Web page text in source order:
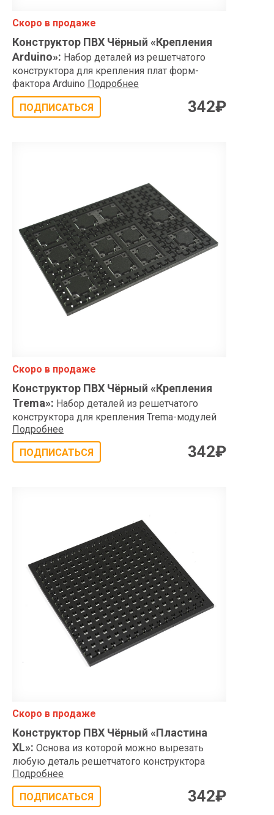
Скоро в продаже
Конструктор ПВХ Чёрный «Крепления
Arduino»: Набор деталей из решетчатого
конструктора для крепления плат форм-
фактора Arduino Подробнее
ПОДПИСАТЬСЯ 342₽
Скоро в продаже
Конструктор ПВХ Чёрный «Крепления
Trema»: Набор деталей из решетчатого
конструктора для крепления Trema-модулей
Подробнее
ПОДПИСАТЬСЯ
342₽
Скоро в продаже
Конструктор ПВХ Чёрный «Пластина
XL»: Основа из которой можно вырезать
любую деталь решетчатого конструктора
Подробнее
ПОДПИСАТЬСЯ
342₽